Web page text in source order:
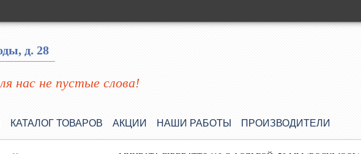
д. 28
нас не пустые слова!
КАТАЛОГ ТОВАРОВ АКЦИИ НАШИ РАБОТЫ
ПРОИЗВОДИТЕЛИ